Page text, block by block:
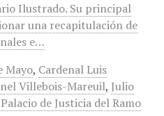
Ilustrado. Su principal
una recapitulación de
e…
Mayo, Cardenal Luis
Villebois-Mareuil, Julio
Palacio de Justicia del Ramo